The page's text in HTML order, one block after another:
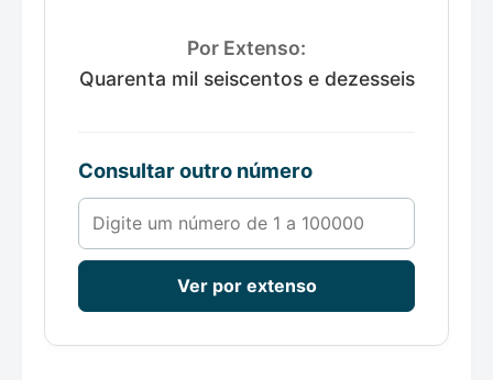
Por Extenso:
Quarenta mil seiscentos e dezesseis
Consultar outro número
Número de 1 a 100000
Ver por extenso